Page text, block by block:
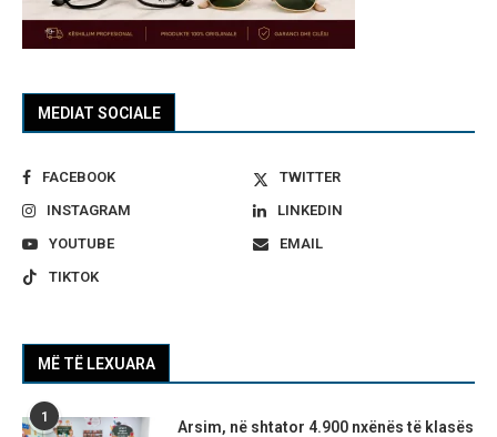
MEDIAT SOCIALE
FACEBOOK
TWITTER
INSTAGRAM
LINKEDIN
YOUTUBE
EMAIL
TIKTOK
MË TË LEXUARA
1
Arsim, në shtator 4.900 nxënës të klasës